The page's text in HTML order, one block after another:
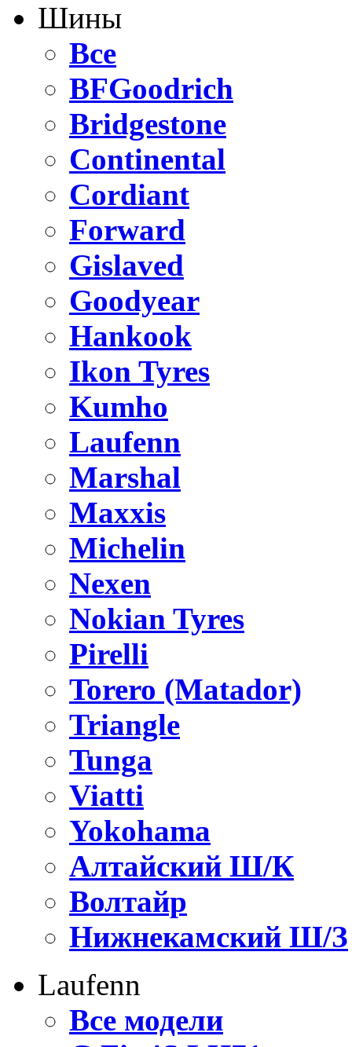
Шины
Все
BFGoodrich
Bridgestone
Continental
Cordiant
Forward
Gislaved
Goodyear
Hankook
Ikon Tyres
Kumho
Laufenn
Marshal
Maxxis
Michelin
Nexen
Nokian Tyres
Pirelli
Torero (Matador)
Triangle
Tunga
Viatti
Yokohama
Алтайский Ш/К
Волтайр
Нижнекамский Ш/З
Laufenn
Все модели